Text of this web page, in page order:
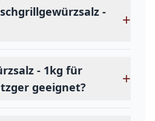
-
+
- 1kg für
geeignet?
+